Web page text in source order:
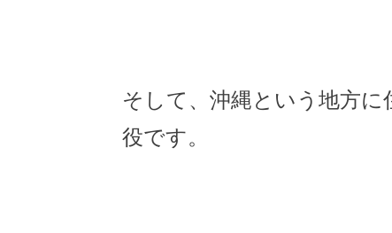
そして、沖縄という地方
役です。